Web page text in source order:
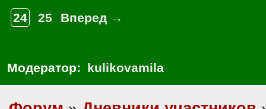
24
25 Вперед →
Модератор: kulikovamila